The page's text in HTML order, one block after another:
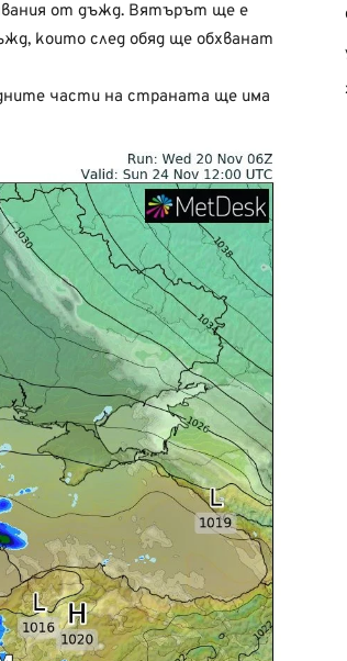
от дъжд. Вятърът ще е
които след обяд ще обхванат
части на страната ще има